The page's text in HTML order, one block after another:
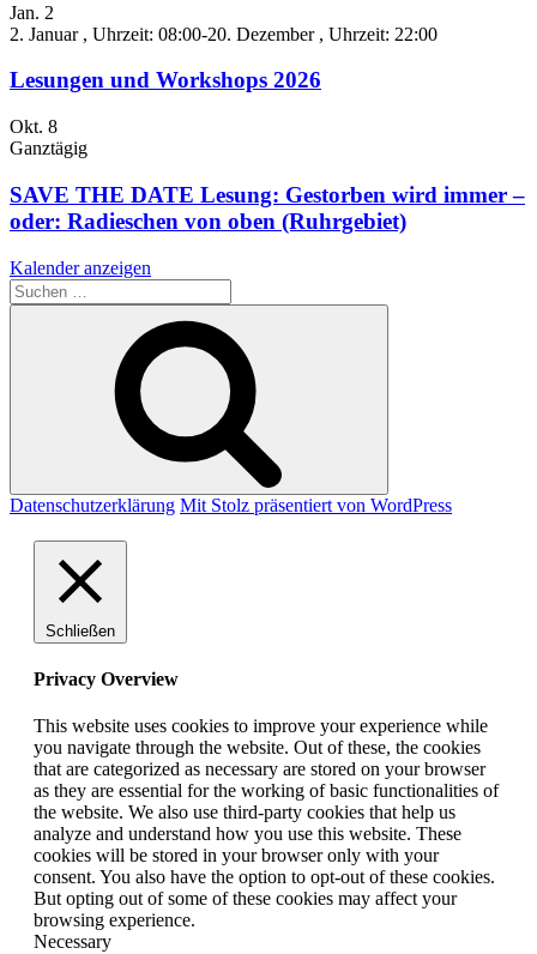
Jan. 2
2. Januar , Uhrzeit: 08:00-20. Dezember , Uhrzeit: 22:00
Lesungen und Workshops 2026
Okt. 8
Ganztägig
SAVE THE DATE Lesung: Gestorben wird immer –
oder: Radieschen von oben (Ruhrgebiet)
Kalender anzeigen
Suche
nach:
Datenschutzerklärung Mit Stolz präsentiert von WordPress
Schließen
Privacy Overview
This website uses cookies to improve your experience while
you navigate through the website. Out of these, the cookies
that are categorized as necessary are stored on your browser
as they are essential for the working of basic functionalities of
the website. We also use third-party cookies that help us
analyze and understand how you use this website. These
cookies will be stored in your browser only with your
consent. You also have the option to opt-out of these cookies.
But opting out of some of these cookies may affect your
browsing experience.
Necessary